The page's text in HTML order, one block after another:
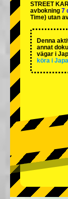
STREET
avbokning 7
Time) utan
Denna
annat
vägar i
köra i